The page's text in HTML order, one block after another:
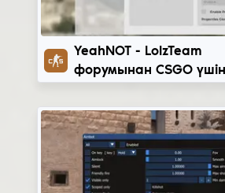
YeahNOT
YeahNOT - LolzTeam
форумынан CSGO үшін